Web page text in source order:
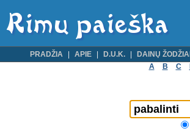
PRADŽIA APIE D.U.K. DAINŲ ŽODŽIAI
A
B C